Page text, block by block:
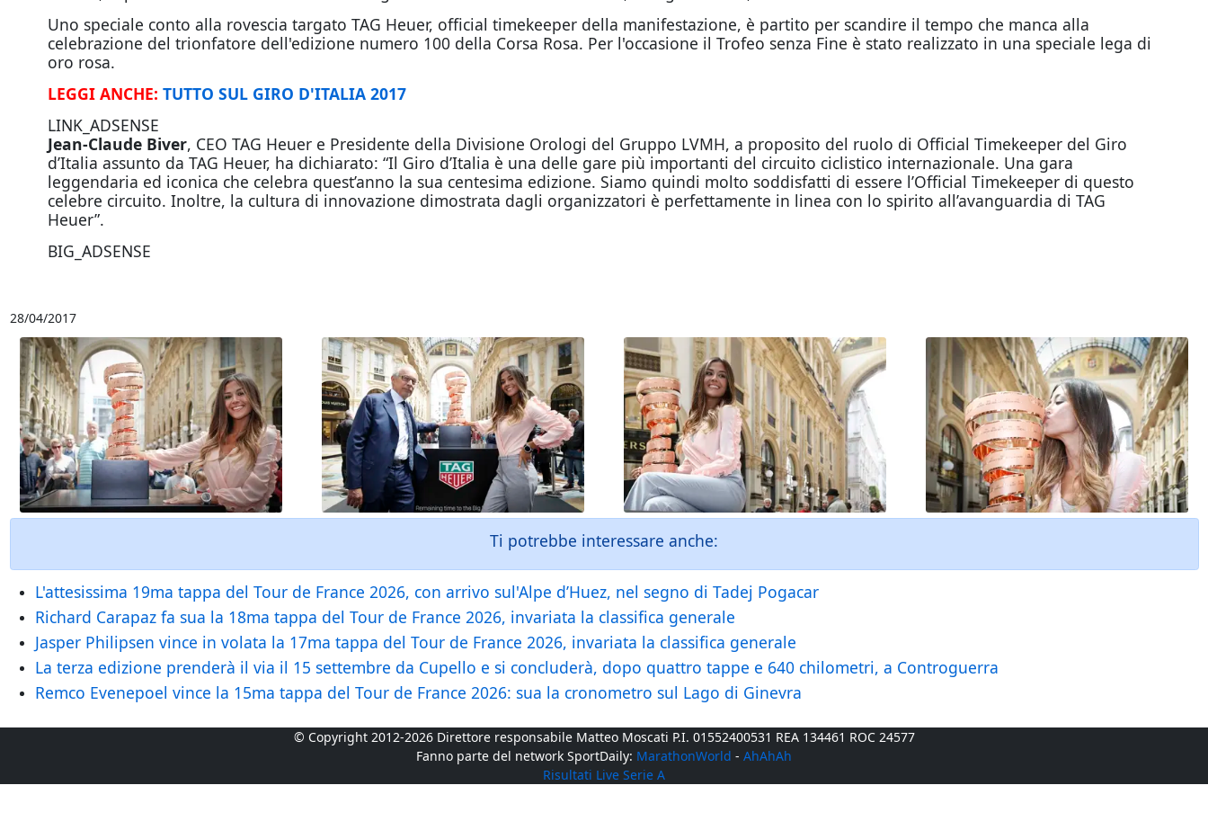
Uno speciale conto alla rovescia targato TAG Heuer, official timekeeper della manifestazione, è partito per scandire il tempo che manca alla
celebrazione del trionfatore dell'edizione numero 100 della Corsa Rosa. Per l'occasione il Trofeo senza Fine è stato realizzato in una speciale lega di
oro rosa.
LEGGI ANCHE: TUTTO SUL GIRO D'ITALIA 2017
LINK_ADSENSE
Jean-Claude Biver, CEO TAG Heuer e Presidente della Divisione Orologi del Gruppo LVMH, a proposito del ruolo di Official Timekeeper del Giro
d’Italia assunto da TAG Heuer, ha dichiarato: “Il Giro d’Italia è una delle gare più importanti del circuito ciclistico internazionale. Una gara
leggendaria ed iconica che celebra quest’anno la sua centesima edizione. Siamo quindi molto soddisfatti di essere l’Official Timekeeper di questo
celebre circuito. Inoltre, la cultura di innovazione dimostrata dagli organizzatori è perfettamente in linea con lo spirito all’avanguardia di TAG
Heuer”.
BIG_ADSENSE
28/04/2017
Ti potrebbe interessare anche:
L'attesissima 19ma tappa del Tour de France 2026, con arrivo sul'Alpe d’Huez, nel segno di Tadej Pogacar
Richard Carapaz fa sua la 18ma tappa del Tour de France 2026, invariata la classifica generale
Jasper Philipsen vince in volata la 17ma tappa del Tour de France 2026, invariata la classifica generale
La terza edizione prenderà il via il 15 settembre da Cupello e si concluderà, dopo quattro tappe e 640 chilometri, a Controguerra
Remco Evenepoel vince la 15ma tappa del Tour de France 2026: sua la cronometro sul Lago di Ginevra
© Copyright 2012-2026 Direttore responsabile Matteo Moscati P.I. 01552400531 REA 134461 ROC 24577
Fanno parte del network SportDaily: MarathonWorld - AhAhAh
Risultati Live Serie A